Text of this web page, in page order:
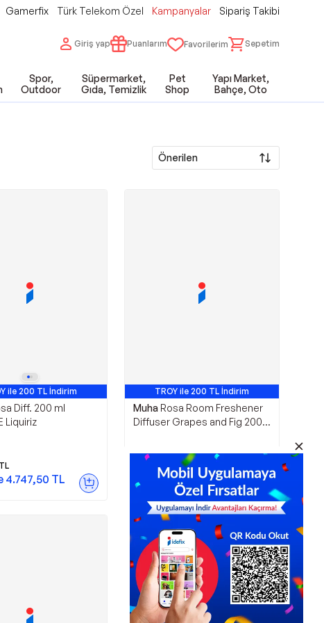
Gamerfix Türk Telekom Özel Kampanyalar Sipariş Takibi
Giriş yap Puanlarım Favorilerim Sepetim
Spor,
Outdoor
Süpermarket,
Gıda, Temizlik
Pet
Shop
Yapı Market,
Bahçe, Oto
Önerilen
ile 200 TL İndirim
Diff. 200 ml
Liquiriz
TL
4.747,50 TL
TROY ile 200 TL İndirim
Muha Rosa Room Freshener
Diffuser Grapes and Fig 200
5.275,00TL
Sepette4.747,50TL